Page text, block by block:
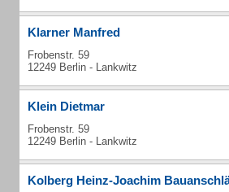
Klarner Manfred
Frobenstr. 59
12249 Berlin - Lankwitz
Klein Dietmar
Frobenstr. 59
12249 Berlin - Lankwitz
Kolberg Heinz-Joachim